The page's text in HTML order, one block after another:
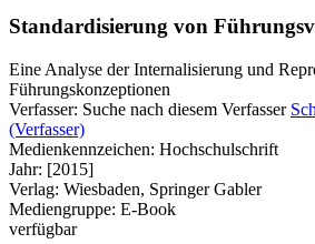
Standardisierung von
Eine Analyse der Internalisierung und
Führungskonzeptionen
Verfasser: Suche nach diesem Verfasser
(Verfasser)
Medienkennzeichen: Hochschulschrift
Jahr: [2015]
Verlag: Wiesbaden, Springer Gabler
Mediengruppe: E-Book
verfügbar